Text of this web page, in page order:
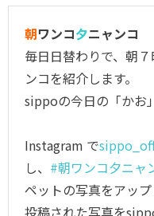
朝ワンコ夕ニャンコ
毎日日替わりで、朝
ンコを紹介します。
sippoの今日の「かお
Instagram で
し、 #朝ワンコ夕ニャ
ペットの写真をアップ